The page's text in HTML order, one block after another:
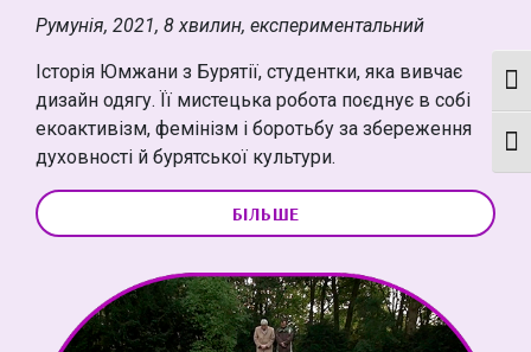
Румунія, 2021, 8 хвилин, експериментальний
Історія Юмжани з Бурятії, студентки, яка вивчає
дизайн одягу. Її мистецька робота поєднує в собі
екоактивізм, фемінізм і боротьбу за збереження
духовності й бурятської культури.
БІЛЬШЕ